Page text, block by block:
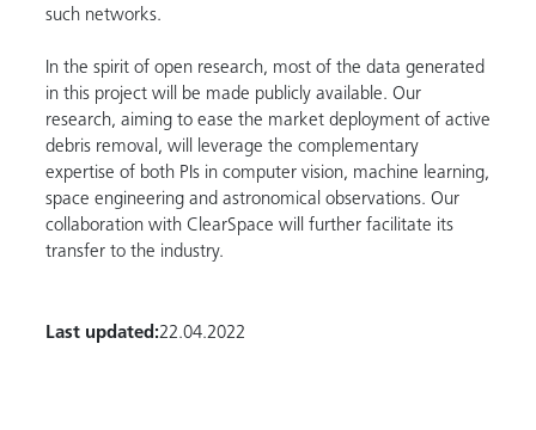
such networks.
In the spirit of open research, most of the data generated
in this project will be made publicly available. Our
research, aiming to ease the market deployment of active
debris removal, will leverage the complementary
expertise of both PIs in computer vision, machine learning,
space engineering and astronomical observations. Our
collaboration with ClearSpace will further facilitate its
transfer to the industry.
Last updated:22.04.2022